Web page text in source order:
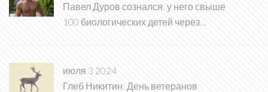
Павел Дуров сознался: у него свыше
100 биологических детей через
суррогатное материнство
июля 3 2024
Глеб Никитин: День ветеранов